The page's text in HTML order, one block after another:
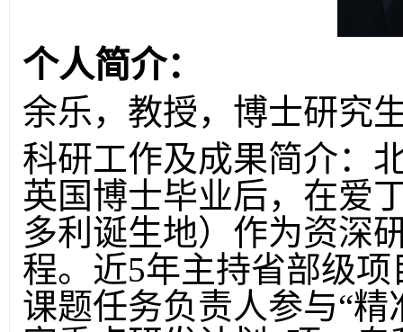
个人简介：
余乐，教授，博士研究
科研工作及成果简介：
英国博士毕业后，在爱
多利诞生地）作为资深
程。近5年主持省部级
课题任务负责人参与“